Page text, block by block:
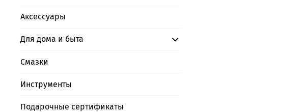
Аксессуары
Для дома и быта
Смазки
Инструменты
Подарочные сертификаты